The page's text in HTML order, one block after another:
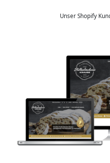
Unser Shopify